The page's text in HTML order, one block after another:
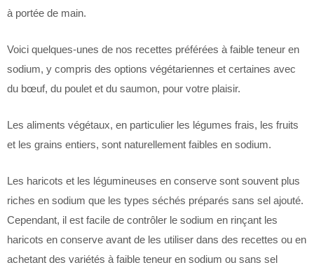
à portée de main.
Voici quelques-unes de nos recettes préférées à faible teneur en
sodium, y compris des options végétariennes et certaines avec
du bœuf, du poulet et du saumon, pour votre plaisir.
Les aliments végétaux, en particulier les légumes frais, les fruits
et les grains entiers, sont naturellement faibles en sodium.
Les haricots et les légumineuses en conserve sont souvent plus
riches en sodium que les types séchés préparés sans sel ajouté.
Cependant, il est facile de contrôler le sodium en rinçant les
haricots en conserve avant de les utiliser dans des recettes ou en
achetant des variétés à faible teneur en sodium ou sans sel